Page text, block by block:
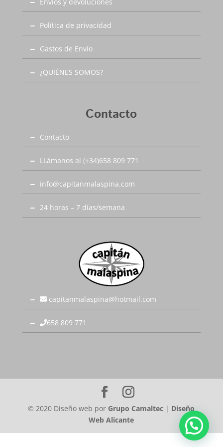
Política de privacidad
Gastos de Envío
¿QUIÉNES SOMOS?
Contacto
Contacto
LLámanos al (+34)658 809 771
info@capitanmalaspina.com
24 horas – 7 días/semana
capitanmalaspina@hotmail.com
658 809 771
© 2020 Diseño web por Grupo Camaltec | Diseño
Web Alicante